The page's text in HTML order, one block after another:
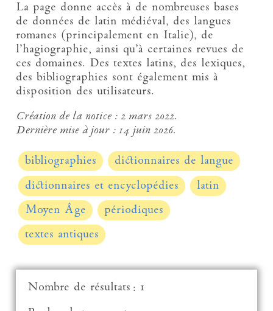
La page donne accès à de nombreuses bases
de données de latin médiéval, des langues
romanes (principalement en Italie), de
l’hagiographie, ainsi qu’à certaines revues de
ces domaines. Des textes latins, des lexiques,
des bibliographies sont également mis à
disposition des utilisateurs.
Création de la notice :2 mars 2022.
Dernière mise à jour :14 juin 2026.
bibliographies
dictionnaires de langue
dictionnaires et encyclopédies
latin
Moyen Âge
périodiques
textes antiques
Nombre de résultats : 1